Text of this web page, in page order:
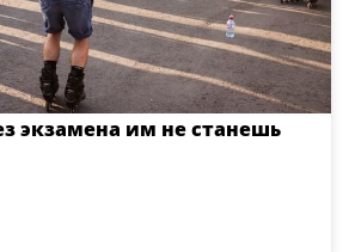
экзамена им не станешь